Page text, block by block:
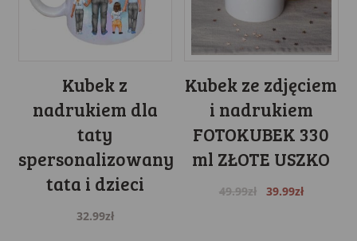
Kubek z
nadrukiem dla
taty
spersonalizowany
tata i dzieci
32.99zł
Kubek ze zdjęciem
i nadrukiem
FOTOKUBEK 330
ml ZŁOTE USZKO
49.99zł
Original
39.99złCurrent